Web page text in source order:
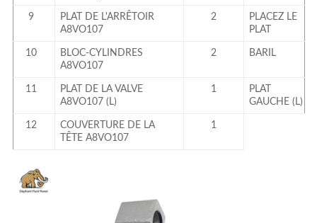
9
PLAT DE L'ARRÊTOIR
A8VO107
2
PLACEZ LE
PLAT
10
BLOC-CYLINDRES
A8VO107
2 BARIL
11
PLAT DE LA VALVE
A8VO107 (L)
1
PLAT
GAUCHE (L)
12
COUVERTURE DE LA
TÊTE A8VO107
1